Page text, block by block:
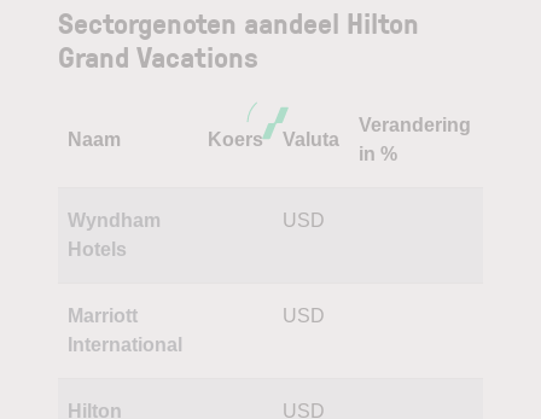
Sectorgenoten aandeel Hilton
Grand Vacations
Naam Koers Valuta
Verandering
in %
Wyndham
Hotels
USD
Marriott
International
USD
Hilton USD